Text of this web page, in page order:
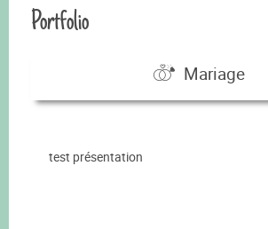
Portfolio
Mariage
test présentation